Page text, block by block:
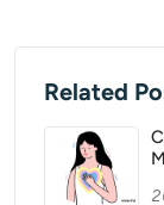
Related